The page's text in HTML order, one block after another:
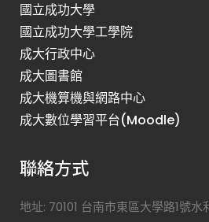
國立成功大學
國立成功大學工學院
成大行政中心
成大圖書館
成大機算機與網路中心
成大數位學習平台(Moodle)
聯絡方式
地址: 70101 台南市東區大學路1號